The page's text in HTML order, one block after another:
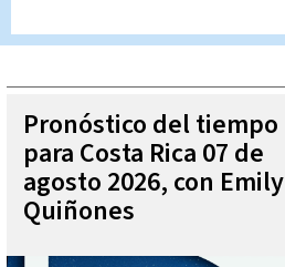
Pronóstico del tiempo
para Costa Rica 07 de
agosto 2026, con Emily
Quiñones